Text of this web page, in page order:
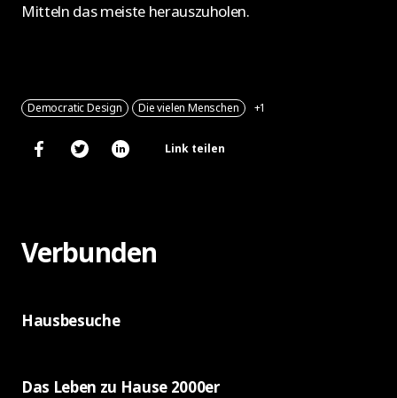
Mitteln das meiste herauszuholen.
Link teilen
Democratic Design Die vielen Menschen +1
Verbunden
Hausbesuche
Das Leben zu Hause 2000er